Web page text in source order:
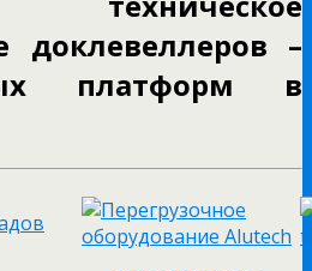
доклевеллеров –
платформ в